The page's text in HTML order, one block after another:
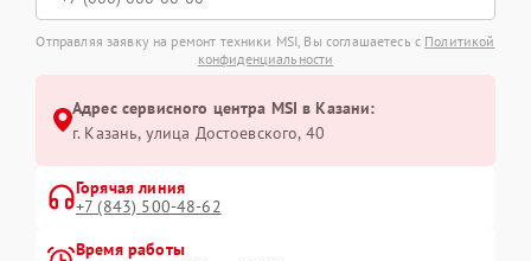
Отправляя заявку на ремонт техники MSI, Вы соглашаетесь с Политикой
конфиденциальности
Адрес сервисного центра MSI в Казани:
г. Казань, улица Достоевского, 40
Горячая линия
+7 (843) 500-48-62
Время работы